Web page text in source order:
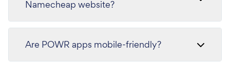
Namecheap website?
Are POWR apps mobile-friendly?